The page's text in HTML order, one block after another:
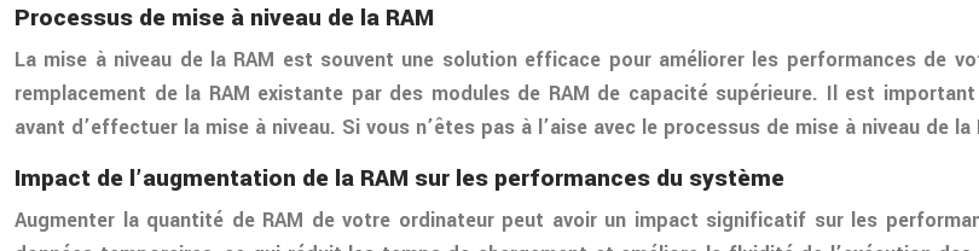
Processus de mise à niveau de la RAM
La mise à niveau de la RAM est souvent une solution efficace pour améliorer les performances de
remplacement de la RAM existante par des modules de RAM de capacité supérieure. Il est
avant d’effectuer la mise à niveau. Si vous n’êtes pas à l’aise avec le processus de mise à niveau de
Impact de l’augmentation de la RAM sur les performances du système
Augmenter la quantité de RAM de votre ordinateur peut avoir un impact significatif sur les